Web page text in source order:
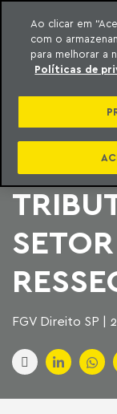
o conteúdo
Machado Meyer
DA
FGV Direito SP |
Ao clicar em
com o
para melhorar a
Políticas de